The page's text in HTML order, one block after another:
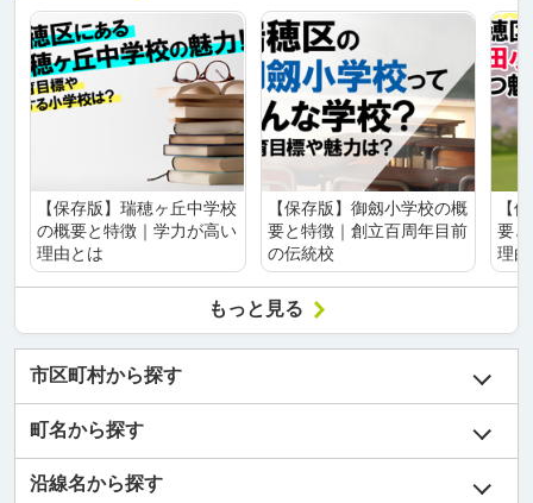
【保存版】瑞穂ヶ丘中学校
の概要と特徴｜学力が高い
理由とは
【保存版】御劔小学校の概
要と特徴｜創立百周年目前
の伝統校
【
要
理
もっと見る
市区町村から探す
町名から探す
沿線名から探す